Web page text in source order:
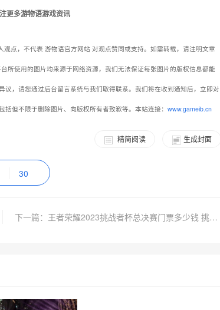
更多游物语游戏资讯
观点，不代表 游物语官方网站 对观点赞同或支持。如需转载，请注明文章
所使用的图片均来源于网络资源，我们无法保证每张图片的版权信息都能
，请您通过后台留言系统与我们取得联系。我们将在收到通知后，立即对
但不限于删除图片、向版权所有者致歉等。本站连接： www.gameib.cn
生成封面
精简阅读
30
下一篇：王者荣耀2023挑战者杯总决赛门票多少钱 挑战者杯总决赛门票购买时间方法